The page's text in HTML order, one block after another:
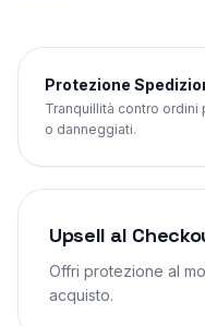
Protezione
Tranquillità contro ordini
o danneggiati.
Upsell al
Offri protezione al
acquisto.